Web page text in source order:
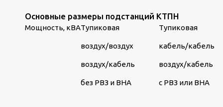
Основные размеры подстанций КТПН
Мощность, кВАТупиковая Тупиковая
воздух/воздух
воздух/кабель
без РВЗ и ВНА
кабель/кабель
воздух/кабель
с РВЗ или ВНА